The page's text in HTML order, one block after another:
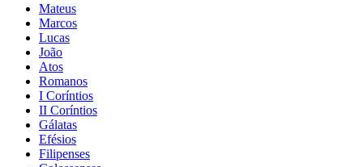
Mateus
Marcos
Lucas
João
Atos
Romanos
I Coríntios
II Coríntios
Gálatas
Efésios
Filipenses